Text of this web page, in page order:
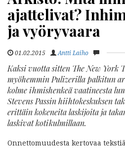
ajattelivat?
ja vyöryvaara
01.02.2015 Antti Laiho
Kaksi vuotta sitten The New York
myöhemmin Pulizerilla palkitun
kolme ihmishenkeä vaatineesta
Stevens Passin hiihtokeskuksen
erittäin kokeneita laskijoita ja
laskivat kotikulmillaan.
Onnettomuudesta kertovaa